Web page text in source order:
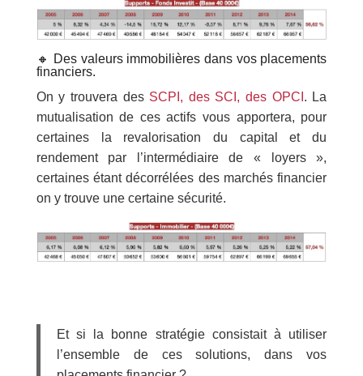
🔸 Des valeurs immobilières dans vos placements
financiers.
On y trouvera des SCPI, des SCI, des OPCI . La
mutualisation de ces actifs vous apportera, pour
certaines la revalorisation du capital et du
rendement par l’intermédiaire de « loyers »,
certaines étant décorrélées des marchés financier
on y trouve une certaine sécurité.
Et si la bonne stratégie consistait à utiliser
l’ensemble de ces solutions, dans vos